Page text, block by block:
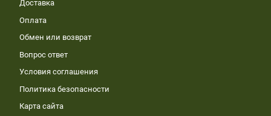
Доставка
Оплата
Обмен или возврат
Вопрос ответ
Условия соглашения
Политика безопасности
Карта сайта